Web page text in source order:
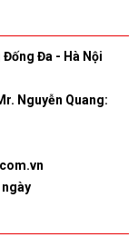
Đa - Hà Nội
Nguyễn Quang: